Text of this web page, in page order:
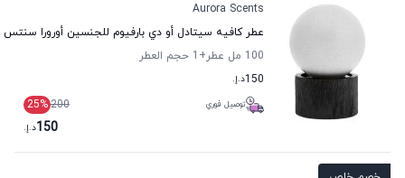
Aurora Scents
عطر كافيه سيتادل أو دي بارفيوم للجنسين أورورا سنتس
100 مل عطر
+1
حجم العطر
150د.إ.
توصيل فوري 200
25%
150د.إ.